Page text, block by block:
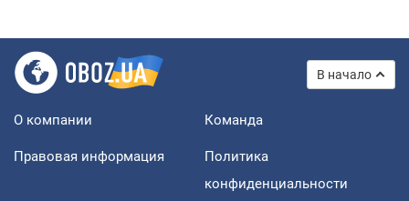
В начало
О компании Команда
Правовая информация
Политика
конфиденциальности